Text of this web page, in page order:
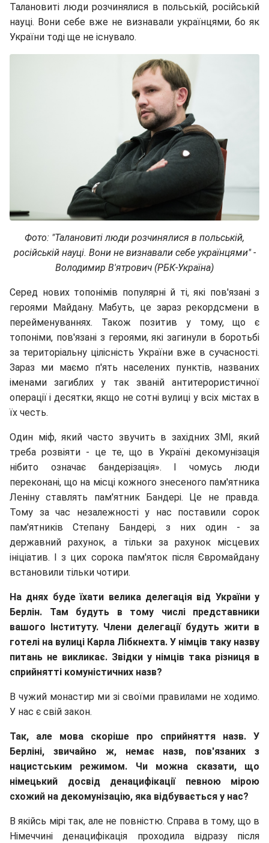
Талановиті люди розчинялися в польській, російській
науці. Вони себе вже не визнавали українцями, бо як
України тоді ще не існувало.
Фото: "Талановиті люди розчинялися в польській,
російській науці. Вони не визнавали себе українцями" -
Володимир В'ятрович (РБК-Україна)
Серед нових топонімів популярні й ті, які пов'язані з
героями Майдану. Мабуть, це зараз рекордсмени в
перейменуваннях. Також позитив у тому, що є
топоніми, пов'язані з героями, які загинули в боротьбі
за територіальну цілісність України вже в сучасності.
Зараз ми маємо п'ять населених пунктів, названих
іменами загиблих у так званій антитерористичної
операції і десятки, якщо не сотні вулиці у всіх містах в
їх честь.
Один міф, який часто звучить в західних ЗМІ, який
треба розвіяти - це те, що в Україні декомунізація
нібито означає бандерізація». І чомусь люди
переконані, що на місці кожного знесеного пам'ятника
Леніну ставлять пам'ятник Бандері. Це не правда.
Тому за час незалежності у нас поставили сорок
пам'ятників Степану Бандері, з них один - за
державний рахунок, а тільки за рахунок місцевих
ініціатив. І з цих сорока пам'яток після Євромайдану
встановили тільки чотири.
На днях буде їхати велика делегація від України у
Берлін. Там будуть в тому числі представники
вашого Інституту. Члени делегації будуть жити в
готелі на вулиці Карла Лібкнехта. У німців таку назву
питань не викликає. Звідки у німців така різниця в
сприйнятті комуністичних назв?
В чужий монастир ми зі своїми правилами не ходимо.
У нас є свій закон.
Так, але мова скоріше про сприйняття назв. У
Берліні, звичайно ж, немає назв, пов'язаних з
нацистським режимом. Чи можна сказати, що
німецький досвід денацифікації певною мірою
схожий на декомунізацію, яка відбувається у нас?
В якійсь мірі так, але не повністю. Справа в тому, що в
Німеччині денацифікація проходила відразу після